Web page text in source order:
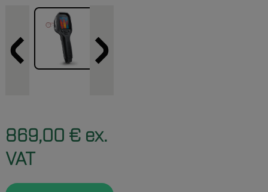
869,00 € ex.
VAT